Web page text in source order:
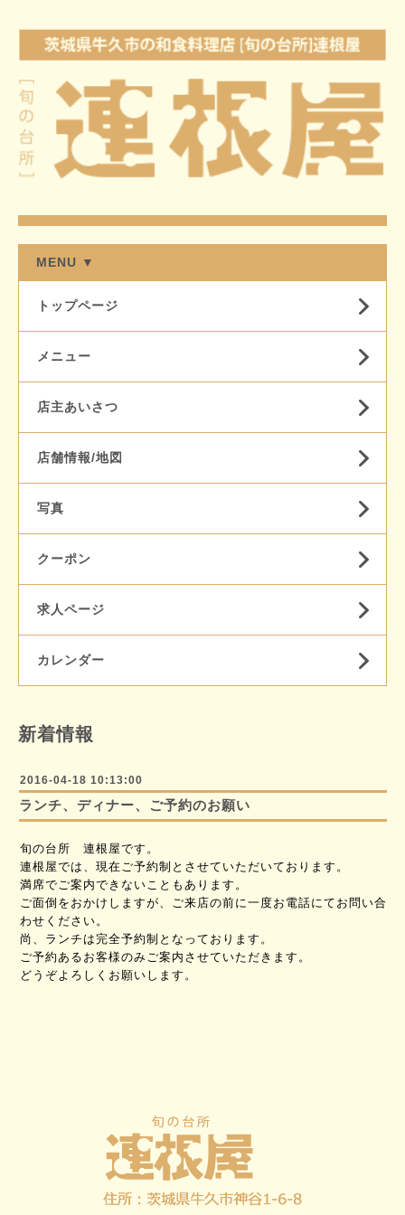
MENU ▼
トップページ
メニュー
店主あいさつ
店舗情報/地図
写真
クーポン
求人ページ
カレンダー
新着情報
2016-04-18 10:13:00
ランチ、ディナー、ご予約のお願い
旬の台所 連根屋です。
連根屋では、現在ご予約制とさせていただいております。
満席でご案内できないこともあります。
ご面倒をおかけしますが、ご来店の前に一度お電話にてお問い合
わせください。
尚、ランチは完全予約制となっております。
ご予約あるお客様のみご案内させていただきます。
どうぞよろしくお願いします。